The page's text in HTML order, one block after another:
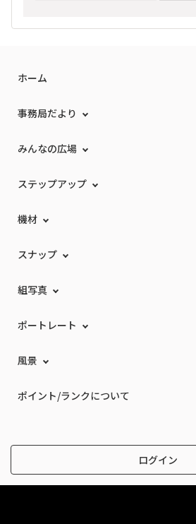
ホーム
事務局だより
みんなの広場
ステップアップ
機材
スナップ
組写真
ポートレート
風景
ポイント/ランクについて
ログイン